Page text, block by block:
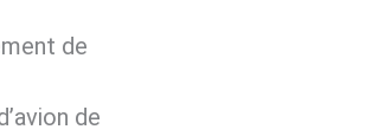
de
de